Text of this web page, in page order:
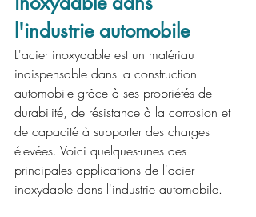
l'industrie automobile
L'acier inoxydable est un matériau
indispensable dans la construction
automobile grâce à ses propriétés de
durabilité, de résistance à la corrosion et
de capacité à supporter des charges
élevées. Voici quelques-unes des
principales applications de l'acier
inoxydable dans l'industrie automobile.